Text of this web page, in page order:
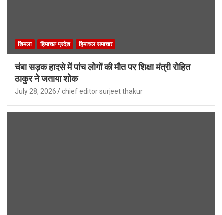
शिमला हिमाचल प्रदेश हिमाचल समाचार
चंबा सड़क हादसे में पांच लोगों की मौत पर शिक्षा मंत्री रोहित
ठाकुर ने जताया शोक
July 28, 2026 chief editor surjeet thakur